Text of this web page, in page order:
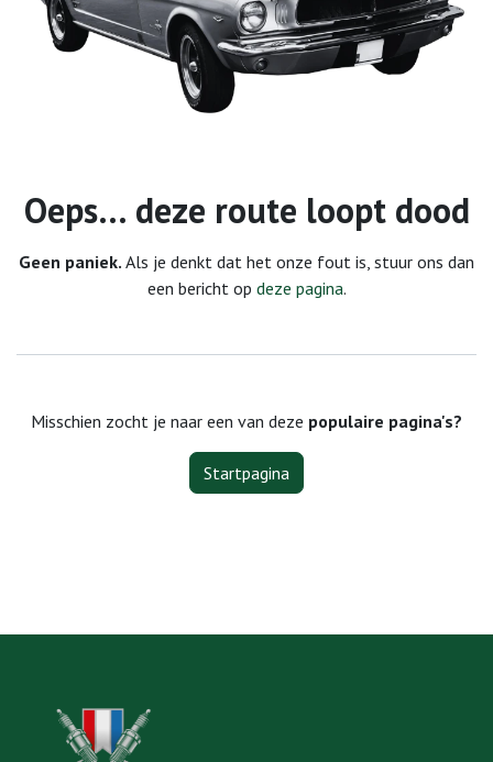
Fout 404
Oeps… deze route loopt dood
Geen paniek. Als je denkt dat het onze fout is, stuur ons dan
een bericht op deze pagina.
Misschien zocht je naar een van deze populaire pagina's?
Startpagina